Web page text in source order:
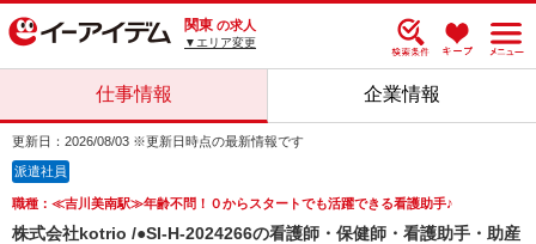
関東 の求人
▼エリア変更
仕事情報 企業情報
更新日：2026/08/03 ※更新日時点の最新情報です
派遣社員
職種：≪吉川美南駅≫年齢不問！０からスタートでも活躍できる看護助手♪
株式会社kotrio /●SI-H-2024266の看護師・保健師・看護助手・助産